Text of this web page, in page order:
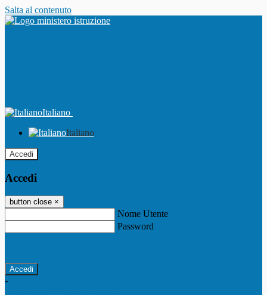
Salta al contenuto
Italiano
Italiano
Accedi
Accedi
button close ×
Nome Utente
Password
-